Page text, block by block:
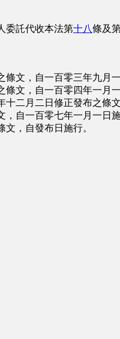
委託代收本法第十八條及
文，自一百零三年九月一
文，自一百零四年一月一
二月二日修正發布之條
自一百零七年一月一日施
，自發布日施行。